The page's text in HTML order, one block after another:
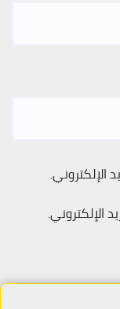
الإلكتروني.
الإلكتروني.